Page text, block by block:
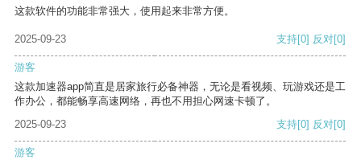
这款软件的功能非常强大，使用起来非常方便。
2025-09-23 支持[0] 反对[0]
游客
这款加速器app简直是居家旅行必备神器，无论是看视频、玩游戏还是工
作办公，都能畅享高速网络，再也不用担心网速卡顿了。
2025-09-23
支持[0] 反对[0]
游客